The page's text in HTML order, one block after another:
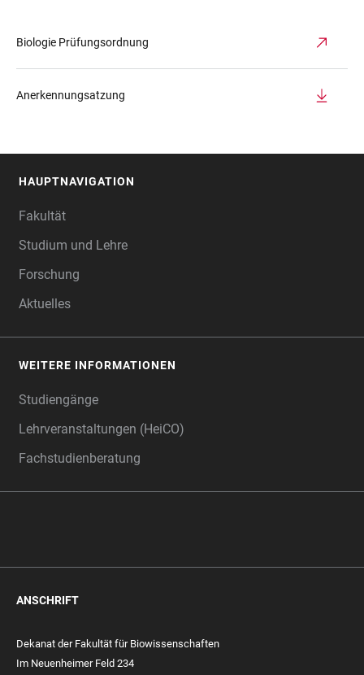
Biologie Prüfungsordnung
Anerkennungsatzung
HAUPTNAVIGATION
Fakultät
Studium und Lehre
Forschung
Aktuelles
WEITERE INFORMATIONEN
Studiengänge
Lehrveranstaltungen (HeiCO)
Fachstudienberatung
ANSCHRIFT
Dekanat der Fakultät für Biowissenschaften
Im Neuenheimer Feld 234